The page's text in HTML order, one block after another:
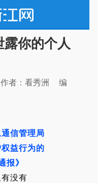
你的个人
作者：看秀洲
编
信管理局
益行为的
报》
没有